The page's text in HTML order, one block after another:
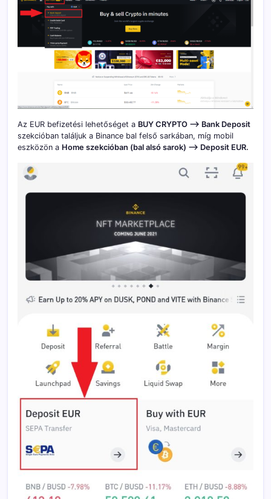
Az EUR befizetési lehetőséget a BUY CRYPTO –> Bank Deposit
szekcióban találjuk a Binance bal felső sarkában, míg mobil
eszközön a Home szekcióban (bal alsó sarok) –> Deposit EUR.